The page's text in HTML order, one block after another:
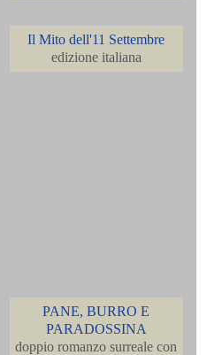
Il Mito dell'11 Settembre
edizione italiana
PANE, BURRO E
PARADOSSINA
doppio romanzo surreale con